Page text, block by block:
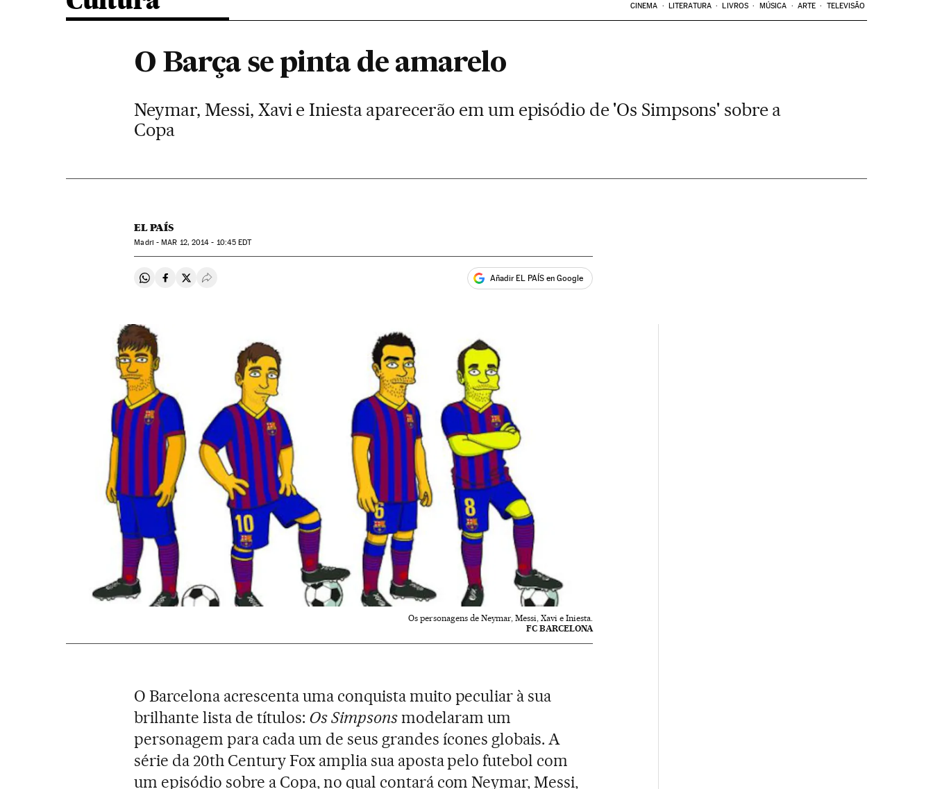
CINEMA LITERATURA LIVROS MÚSICA ARTE TELEVISÃO
O Barça se pinta de amarelo
Neymar, Messi, Xavi e Iniesta aparecerão em um episódio de 'Os Simpsons' sobre a
Copa
EL PAÍS
Madri -MAR 12, 2014 - 10:45 EDT
Compartir en Whatsapp
Compartir en Facebook
Compartir en Twitter
Desplegar Redes Sociales Añadir EL PAÍS en Google
Os personagens de Neymar, Messi, Xavi e Iniesta.
FC BARCELONA
O Barcelona acrescenta uma conquista muito peculiar à sua
brilhante lista de títulos: Os Simpsonsmodelaram um
personagem para cada um de seus grandes ícones globais. A
série da 20th Century Fox amplia sua aposta pelo futebol com
um episódio sobre a Copa, no qual contará com Neymar, Messi,